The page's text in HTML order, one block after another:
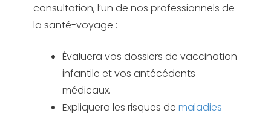
consultation, l’un de nos professionnels de
la santé-voyage :
Évaluera vos dossiers de vaccination
infantile et vos antécédents
médicaux.
Expliquera les risques de maladies